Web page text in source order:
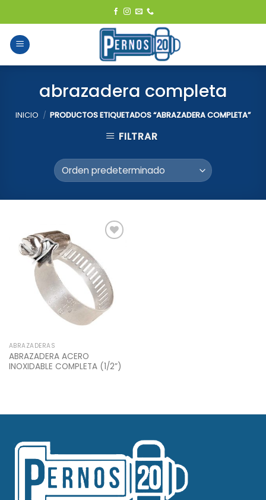
to
content
abrazadera completa
INICIO / PRODUCTOS ETIQUETADOS “ABRAZADERA COMPLETA”
FILTRAR
Wishlist
ABRAZADERAS
ABRAZADERA ACERO
INOXIDABLE COMPLETA (1/2”)